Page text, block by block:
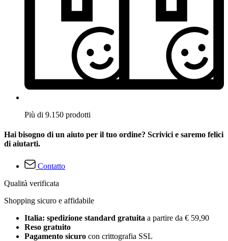
Più di 9.150 prodotti
Hai bisogno di un aiuto per il tuo ordine? Scrivici e saremo felici
di aiutarti.
Contatto
Qualità verificata
Shopping sicuro e affidabile
Italia: spedizione standard gratuita a partire da € 59,90
Reso gratuito
Pagamento sicuro con crittografia SSL